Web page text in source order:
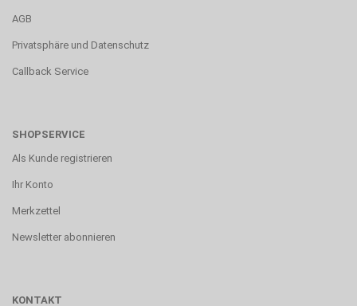
AGB
Privatsphäre und Datenschutz
Callback Service
SHOPSERVICE
Als Kunde registrieren
Ihr Konto
Merkzettel
Newsletter abonnieren
KONTAKT